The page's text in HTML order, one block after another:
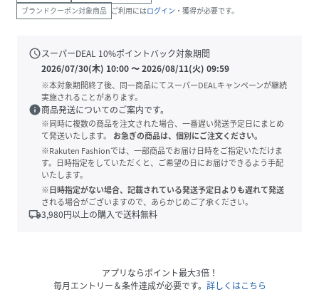
ブランドクーポン対象商品 ご利用にはログイン ・獲得が必要です。
scheduleスーパーDEAL 10%ポイントバック対象期間
2026/07/30(木) 10:00〜2026/08/11(火) 09:59
※本対象期間終了後、同一商品にてスーパーDEALキャンペーンが継続
実施されることがあります。
info商品発送についてのご案内です。
※同時に複数の商品を注文された場合、一番遅い発送予定日にまとめ
て発送いたします。
お急ぎの商品は、個別にご注文ください。
※Rakuten Fashionでは、一部商品でお届け日時をご指定いただけま
す。日時指定をしていただくと、ご希望の日にお届けできるよう手配
いたします。
※日時指定がない場合、記載されている発送予定日よりも遅れて発送
される場合がございますので、あらかじめご了承ください。
local_shipping3,980円以上の購入で送料無料
アプリならポイント最大3倍！
毎月エントリー＆条件達成が必要です。 詳しくはこちら